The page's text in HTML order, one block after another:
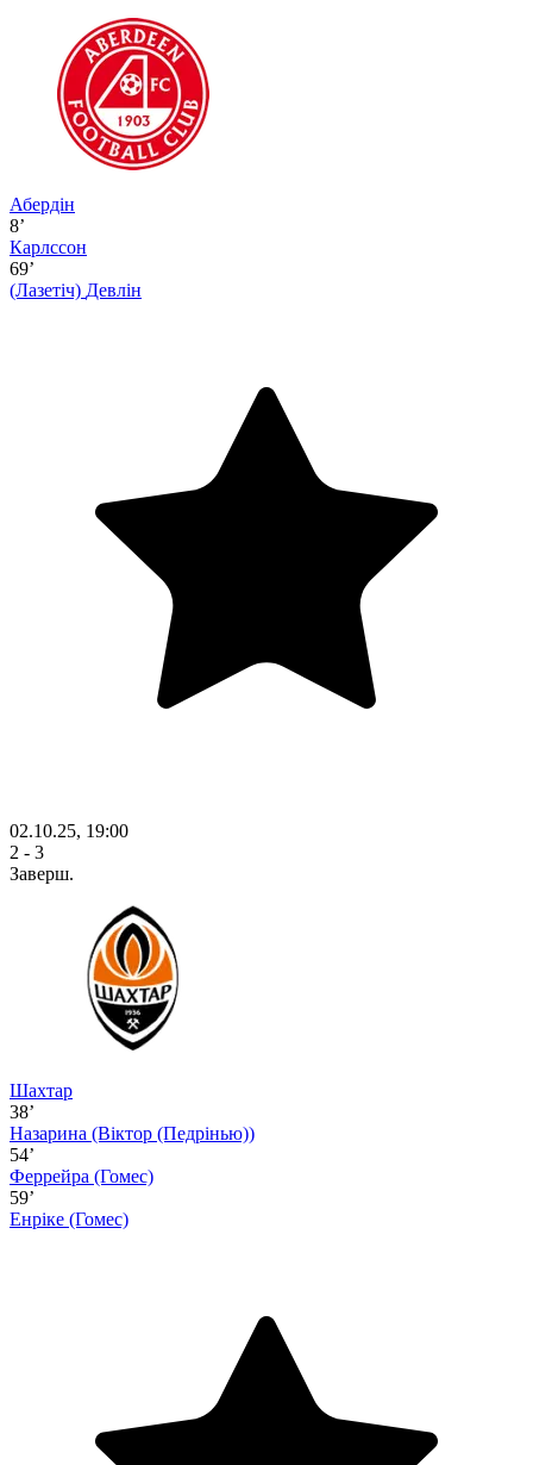
Абердін
8’
Карлссон
69’
(Лазетіч) Девлін
02.10.25, 19:00
2 - 3
Заверш.
Шахтар
38’
Назарина (Віктор (Педрінью))
54’
Феррейра (Гомес)
59’
Енріке (Гомес)